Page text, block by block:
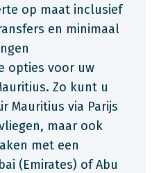
op maat inclusief
en minimaal
opties voor uw
Zo kunt u
Mauritius via Parijs
maar ook
met een
(Emirates) of Abu